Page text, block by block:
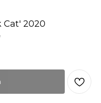
Cat' 2020